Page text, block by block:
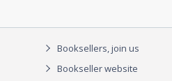
Booksellers, join us
Bookseller website